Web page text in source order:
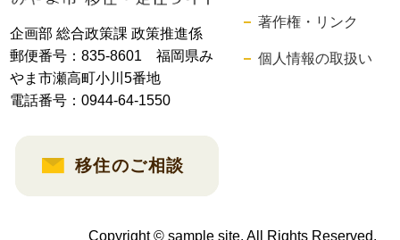
企画部 総合政策課 政策推進係
郵便番号：835-8601 福岡県み
やま市瀬高町小川5番地
電話番号：0944-64-1550
移住のご相談
著作権・リンク
個人情報の取扱い
Copyright © sample site. All Rights Reserved.